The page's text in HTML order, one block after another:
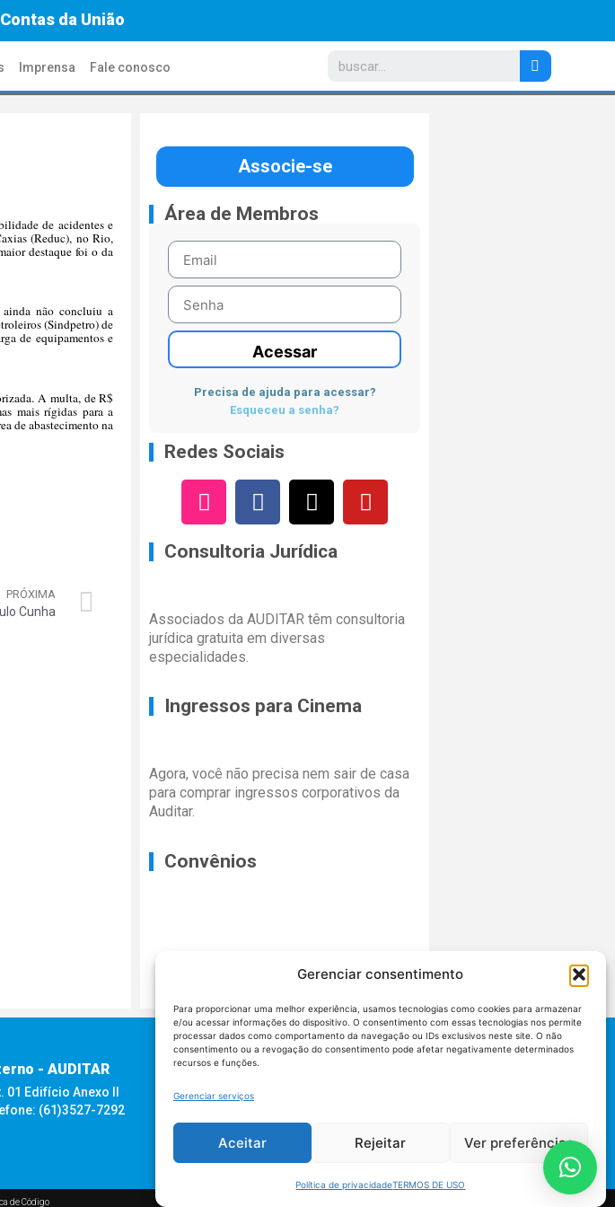
Gerenciar consentimento
Para proporcionar uma melhor experiência, usamos tecnologias como cookies para armazenar
e/ou acessar informações do dispositivo. O consentimento com essas tecnologias nos permite
processar dados como comportamento da navegação ou IDs exclusivos neste site. O não
consentimento ou a revogação do consentimento pode afetar negativamente determinados
recursos e funções.
Gerenciar serviços
Aceitar Rejeitar Ver preferências
Política de privacidadeTERMOS DE USO
da União
Imprensa Fale conosco
de acidentes e
(Reduc), no Rio,
destaque foi o da
não concluiu a
(Sindpetro) de
de equipamentos e
A multa, de R$
mais rígidas para a
de abastecimento na
PRÓXIMA
Cunha
Associe-se
Área de Membros
Acessar
Precisa de ajuda para acessar?
Esqueceu a senha?
Redes Sociais
Consultoria Jurídica
Associados da AUDITAR têm consultoria
jurídica gratuita em diversas
especialidades.
Ingressos para Cinema
Agora, você não precisa nem sair de casa
para comprar ingressos corporativos da
Auditar.
Convênios
- AUDITAR
Edifício Anexo II
(61)3527-7292
de Código